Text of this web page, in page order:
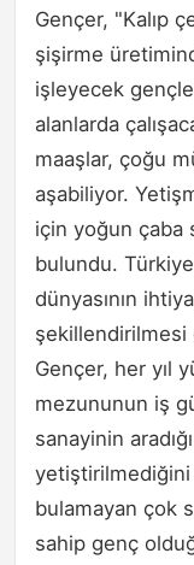
Gençer, "Kalıp
şişirme
işleyecek
alanlarda
maaşlar, çoğu
aşabiliyor.
için yoğun çaba
bulundu.
dünyasının
Gençer, her yıl
mezununun iş
sanayinin
yetiştirilmediğini
bulamayan çok
sahip genç